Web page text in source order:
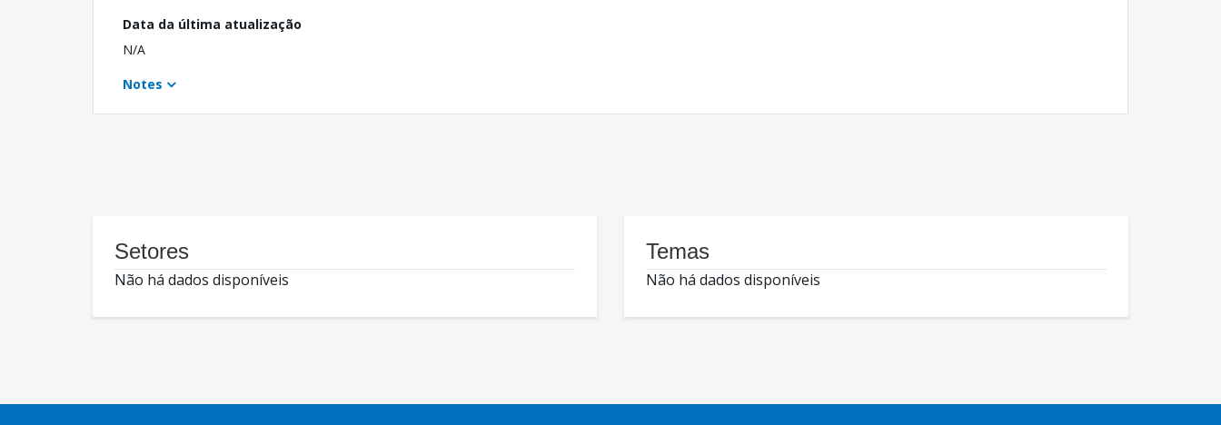
Data da última atualização
N/A
Notes
Setores
Não há dados disponíveis
Temas
Não há dados disponíveis